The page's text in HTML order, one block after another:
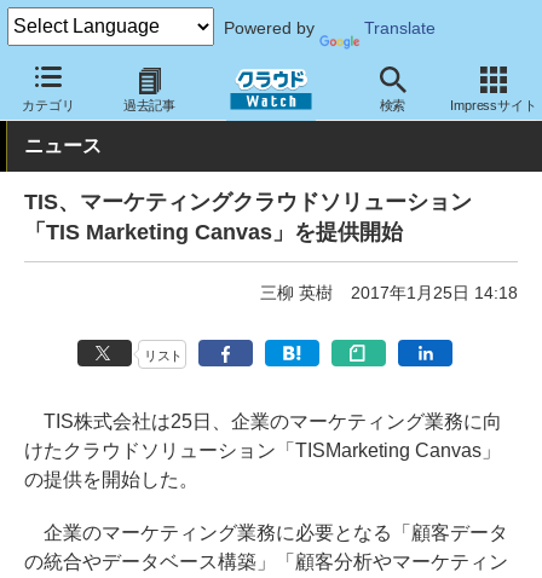
Powered by Translate
カテゴリ 過去記事 検索 Impressサイト
クラウド Watch サービス・ソフト サービス CRM・マーケテ
ニュース
TIS、マーケティングクラウドソリューション
「TIS Marketing Canvas」を提供開始
三柳 英樹 2017年1月25日 14:18
リスト
TIS株式会社は25日、企業のマーケティング業務に向
けたクラウドソリューション「TISMarketing Canvas」
の提供を開始した。
企業のマーケティング業務に必要となる「顧客データ
の統合やデータベース構築」「顧客分析やマーケティン